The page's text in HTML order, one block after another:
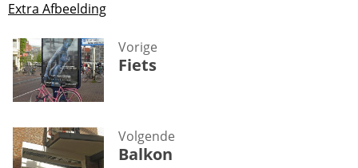
Extra Afbeelding
Vorige
Fiets
Volgende
Balkon